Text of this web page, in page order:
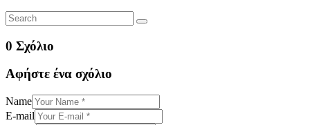
0 Σχόλιο
Αφήστε ένα σχόλιο
Name
E-mail